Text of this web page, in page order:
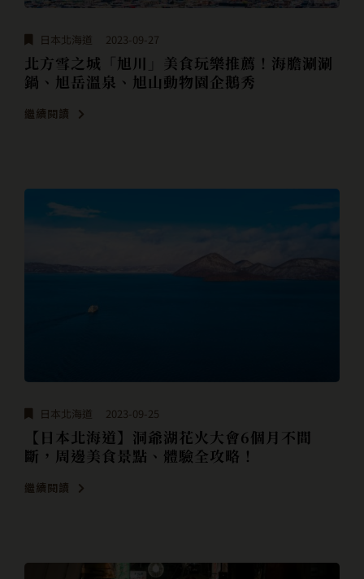
日本北海道 2023-09-27
北方雪之城「旭川」美食玩樂推薦！海膽涮涮
鍋、旭岳溫泉、旭山動物園企鵝秀
繼續閱讀
日本北海道 2023-09-25
【日本北海道】洞爺湖花火大會6個月不間
斷，周邊美食景點、體驗全攻略！
繼續閱讀